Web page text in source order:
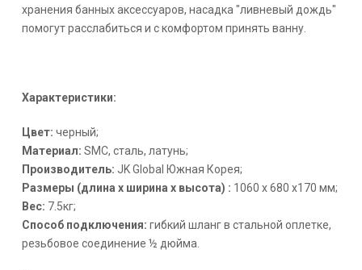
хранения банных аксессуаров, насадка "ливневый дождь"
помогут расслабиться и с комфортом принять ванну.
Характеристики:
Цвет: черный;
Материал: SMC, сталь, латунь;
Производитель: JK Global Южная Корея;
Размеры (длина x ширина x высота) : 1060 x 680 x170 мм;
Вес: 7.5кг;
Способ подключения: гибкий шланг в стальной оплетке,
резьбовое соединение ½ дюйма.